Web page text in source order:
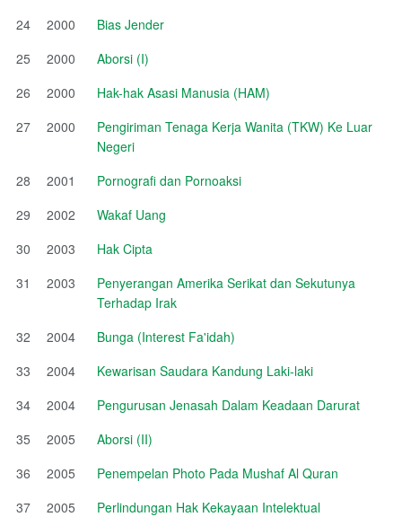
24
2000
Bias Jender
25
2000
Aborsi (I)
26
2000
Hak-hak Asasi Manusia (HAM)
27
2000
Pengiriman Tenaga Kerja Wanita (TKW) Ke Luar
Negeri
28
2001
Pornografi dan Pornoaksi
29
2002
Wakaf Uang
30
2003
Hak Cipta
31
2003
Penyerangan Amerika Serikat dan Sekutunya
Terhadap Irak
32
2004
Bunga (Interest Fa'idah)
33
2004
Kewarisan Saudara Kandung Laki-laki
34
2004
Pengurusan Jenasah Dalam Keadaan Darurat
35
2005
Aborsi (II)
36
2005
Penempelan Photo Pada Mushaf Al Quran
37
2005
Perlindungan Hak Kekayaan Intelektual